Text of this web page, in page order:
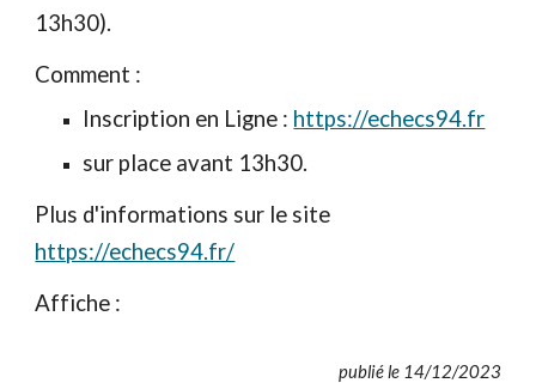
13h30).
Comment :
Inscription en Ligne : https://echecs94.fr
sur place avant 13h30.
Plus d'informations sur le site
https://echecs94.fr/
Affiche :
publié le 14/12/2023